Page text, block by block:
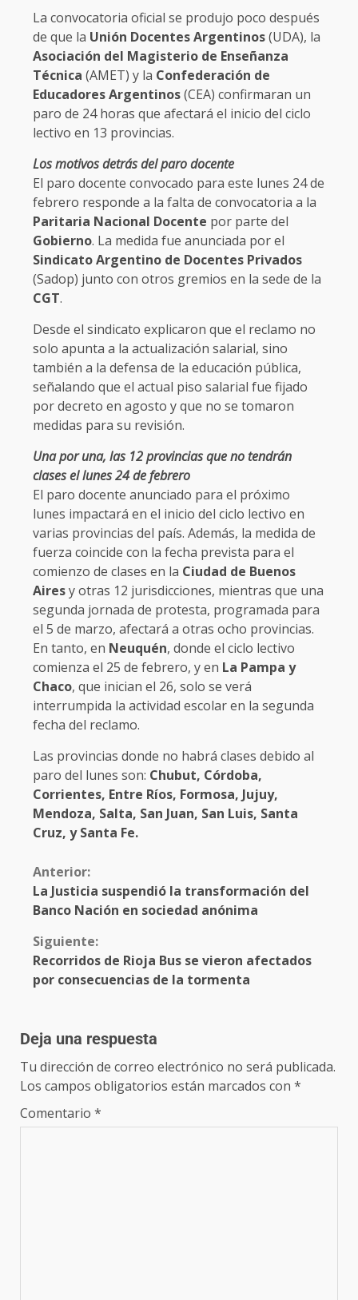
La convocatoria oficial se produjo poco después
de que la Unión Docentes Argentinos(UDA), la
Asociación del Magisterio de Enseñanza
Técnica (AMET) y la Confederación de
Educadores Argentinos(CEA) confirmaran un
paro de 24 horas que afectará el inicio del ciclo
lectivo en 13 provincias.
Los motivos detrás del paro docente
El paro docente convocado para este lunes 24 de
febrero responde a la falta de convocatoria a la
Paritaria Nacional Docente por parte del
Gobierno. La medida fue anunciada por el
Sindicato Argentino de Docentes Privados
(Sadop) junto con otros gremios en la sede de la
CGT.
Desde el sindicato explicaron que el reclamo no
solo apunta a la actualización salarial, sino
también a la defensa de la educación pública,
señalando que el actual piso salarial fue fijado
por decreto en agosto y que no se tomaron
medidas para su revisión.
Una por una, las 12 provincias que no tendrán
clases el lunes 24 de febrero
El paro docente anunciado para el próximo
lunes impactará en el inicio del ciclo lectivo en
varias provincias del país. Además, la medida de
fuerza coincide con la fecha prevista para el
comienzo de clases en la Ciudad de Buenos
Airesy otras 12 jurisdicciones, mientras que una
segunda jornada de protesta, programada para
el 5 de marzo, afectará a otras ocho provincias.
En tanto, en Neuquén, donde el ciclo lectivo
comienza el 25 de febrero, y en La Pampa y
Chaco, que inician el 26, solo se verá
interrumpida la actividad escolar en la segunda
fecha del reclamo.
Las provincias donde no habrá clases debido al
paro del lunes son: Chubut, Córdoba,
Corrientes, Entre Ríos, Formosa, Jujuy,
Mendoza, Salta, San Juan, San Luis, Santa
Cruz, y Santa Fe.
Anterior:
La Justicia suspendió la transformación del
Banco Nación en sociedad anónima
Siguiente:
Recorridos de Rioja Bus se vieron afectados
por consecuencias de la tormenta
Deja una respuesta
Tu dirección de correo electrónico no será publicada.
Los campos obligatorios están marcados con *
Comentario *